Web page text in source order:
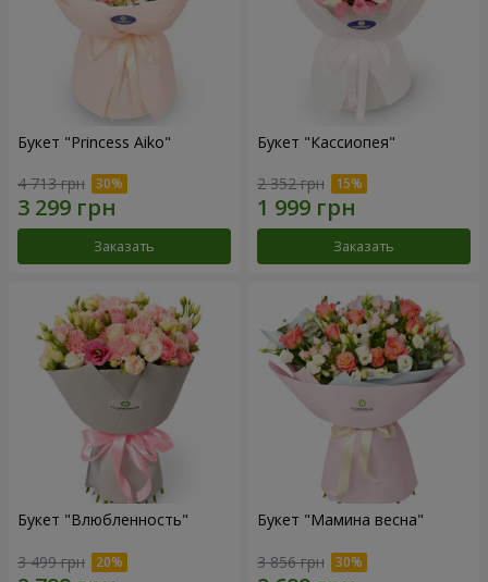
Букет "Princess Aiko"
4 713 грн
Заказать
Букет "Кассиопея"
2 352 грн
Заказать
Букет "Влюбленность"
3 499 грн
Букет "Мамина весна"
3 856 грн